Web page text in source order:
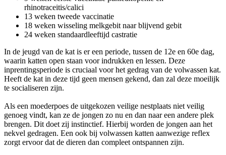
rhinotraceitis/calici
13 weken tweede vaccinatie
18 weken wisseling melkgebit naar blijvend gebit
24 weken standaardleeftijd castratie
In de jeugd van de kat is er een periode, tussen de 12e en 60e dag,
waarin katten open staan voor indrukken en lessen. Deze
inprentingsperiode is cruciaal voor het gedrag van de volwassen kat.
Heeft de kat in deze tijd geen mensen gekend, dan zal deze moeilijk
te socialiseren zijn.
Als een moederpoes de uitgekozen veilige nestplaats niet veilig
genoeg vindt, kan ze de jongen zo nu en dan naar een andere plek
brengen. Dit doet zij instinctief. Hierbij worden de jongen aan het
nekvel gedragen. Een ook bij volwassen katten aanwezige reflex
zorgt ervoor dat de dieren dan compleet ontspannen zijn.